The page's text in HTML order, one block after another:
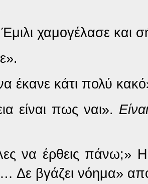
χαμογέλασε και
έκανε κάτι πολύ
είναι πως ναι».
να έρθεις πάνω;» Η
Δε βγάζει νόημα»